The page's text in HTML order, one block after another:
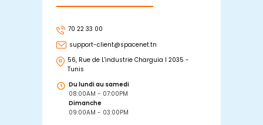
70 22 33 00
support-client@spacenet.tn
56, Rue de L'industrie Charguia I 2035 -
Tunis
Du lundi au samedi
08:00AM - 07:00PM
Dimanche
09:00AM - 03:00PM